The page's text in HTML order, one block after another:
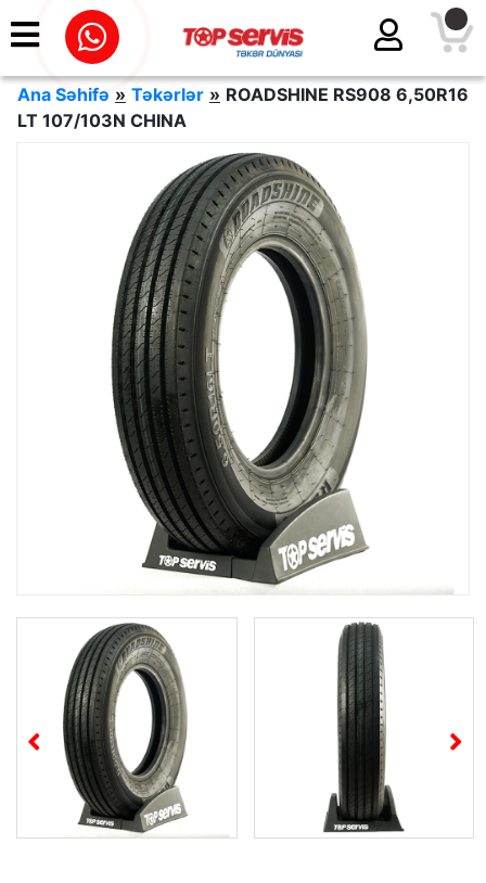
Ana Səhifə » Təkərlər » ROADSHINE RS908 6,50R16
LT 107/103N CHINA